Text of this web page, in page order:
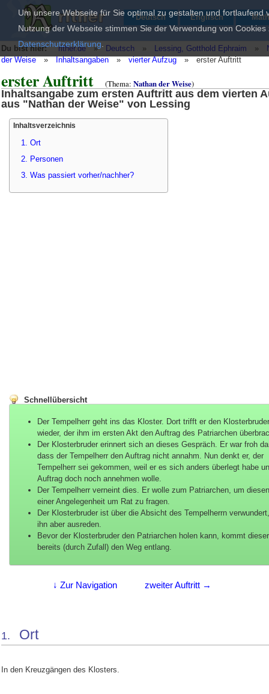
Deutsch Englisch
Du bist hier: rither.de » Deutsch » Lessing, Gotthold Ephraim »
der Weise
» Inhaltsangaben » vierter Aufzug » erster Auftritt
erster Auftritt (Thema: Nathan der Weise)
Inhaltsangabe zum ersten Auftritt aus dem vierten
aus "Nathan der Weise" von Lessing
Inhaltsverzeichnis
1. Ort
2. Personen
3. Was passiert vorher/nachher?
Schnellübersicht
Der Tempelherr geht ins das Kloster. Dort trifft er den
wieder, der ihm im ersten Akt den Auftrag des Patriarchen
Der Klosterbruder erinnert sich an dieses Gespräch. Er war froh
dass der Tempelherr den Auftrag nicht annahm. Nun denkt er, der
Tempelherr sei gekommen, weil er es sich anders überlegt habe
Auftrag doch noch annehmen wolle.
Der Tempelherr verneint dies. Er wolle zum Patriarchen, um
einer Angelegenheit um Rat zu fragen.
Der Klosterbruder ist über die Absicht des Tempelherrn
ihn aber ausreden.
Bevor der Klosterbruder den Patriarchen holen kann, kommt dieser
bereits (durch Zufall) den Weg entlang.
↓ Zur Navigation zweiter Auftritt →
1. Ort
In den Kreuzgängen des Klosters.
Um unsere Webseite für Sie optimal zu gestalten und
Nutzung der Webseite stimmen Sie der Verwendung von
Datenschutzerklärung.